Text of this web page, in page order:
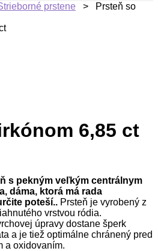
prstene > Prsteň so
6,85 ct
s pekným veľkým centrálnym
dáma, ktorá má rada
poteší.. Prsteň je vyrobený z
vrstvou ródia.
úpravy dostane šperk
a je tiež optimálne chránený pred
a oxidovaním.